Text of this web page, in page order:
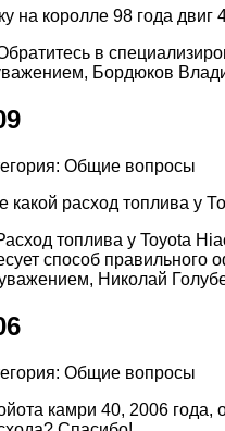
на королле 98 года двиг
в
Бордюков
Общие вопросы
какой расход топлива у
топлива у Toyota
способ
Николай
Общие вопросы
камри 40, 2006